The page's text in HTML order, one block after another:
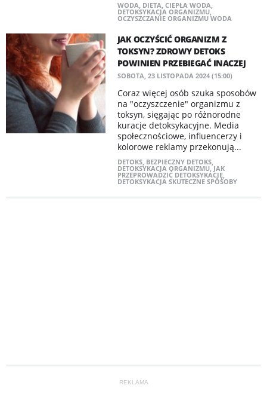
WODA, DIETA, CIEPŁA WODA,
DETOKSYKACJA ORGANIZMU,
OCZYSZCZANIE ORGANIZMU WODA
JAK OCZYŚCIĆ ORGANIZM Z
TOKSYN? ZDROWY DETOKS
POWINIEN PRZEBIEGAĆ INACZEJ
SOBOTA, 23 LISTOPADA 2024 (15:00)
Coraz więcej osób szuka sposobów
na "oczyszczenie" organizmu z
toksyn, sięgając po różnorodne
kuracje detoksykacyjne. Media
społecznościowe, influencerzy i
kolorowe reklamy przekonują...
DETOKS, BEZPIECZNY DETOKS,
DETOKSYKACJA ORGANIZMU,JAK
PRZEPROWADZIĆ DETOKSYKACJĘ,
DETOKSYKACJA SKUTECZNE SPOSOBY
REKLAMA